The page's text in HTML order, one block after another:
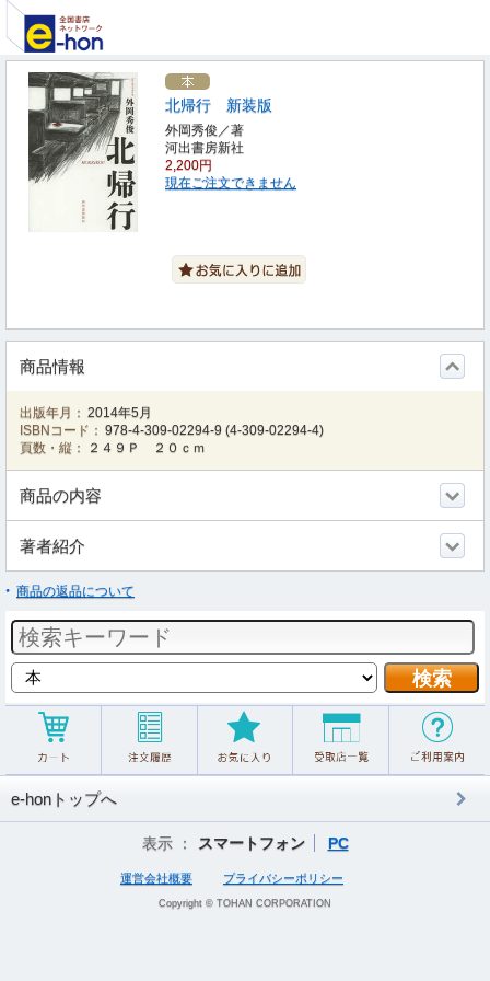
北帰行 新装版
外岡秀俊／著
河出書房新社
2,200円
現在ご注文できません
商品情報
出版年月： 2014年5月
ISBNコード： 978-4-309-02294-9 (4-309-02294-4)
頁数・縦：
２４９Ｐ ２０ｃｍ
商品の内容
著者紹介
商品の返品について
e-honトップへ
表示 ： スマートフォン PC
運営会社概要 プライバシーポリシー
Copyright © TOHAN CORPORATION